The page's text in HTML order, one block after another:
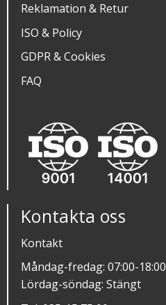
Reklamation & Retur
ISO & Policy
GDPR & Cookies
FAQ
Kontakta oss
Kontakt
Måndag-fredag: 07:00-18:00
Lördag-söndag: Stängt